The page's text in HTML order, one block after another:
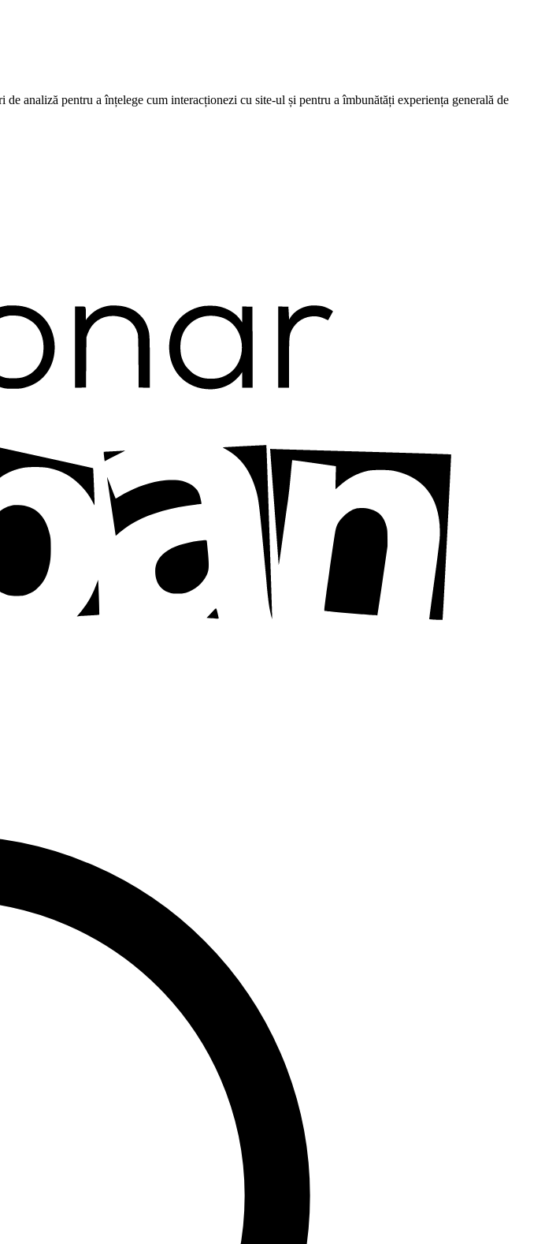
analiză pentru a înțelege cum interacționezi cu site-ul și pentru a îmbunătăți experiența generală de